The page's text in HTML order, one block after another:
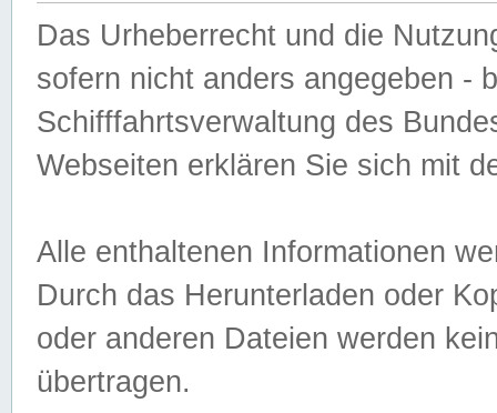
Das Urheberrecht und die
sofern nicht anders angegeben -
Schifffahrtsverwaltung des
Webseiten erklären Sie sich mit
Alle enthaltenen Informationen
Durch das Herunterladen oder
oder anderen Dateien werden
übertragen.